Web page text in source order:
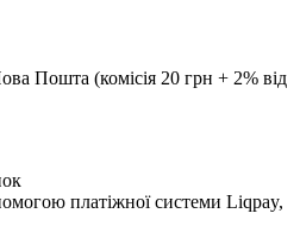
Пошта (комісія 20 грн + 2% від
платіжної системи Liqpay,